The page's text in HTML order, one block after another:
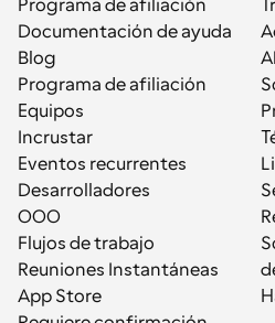
Programa de afiliación
Documentación de ayuda
Blog
Programa de afiliación
Equipos
Incrustar
Eventos recurrentes
Desarrolladores
OOO
Flujos de trabajo
Reuniones Instantáneas
App Store